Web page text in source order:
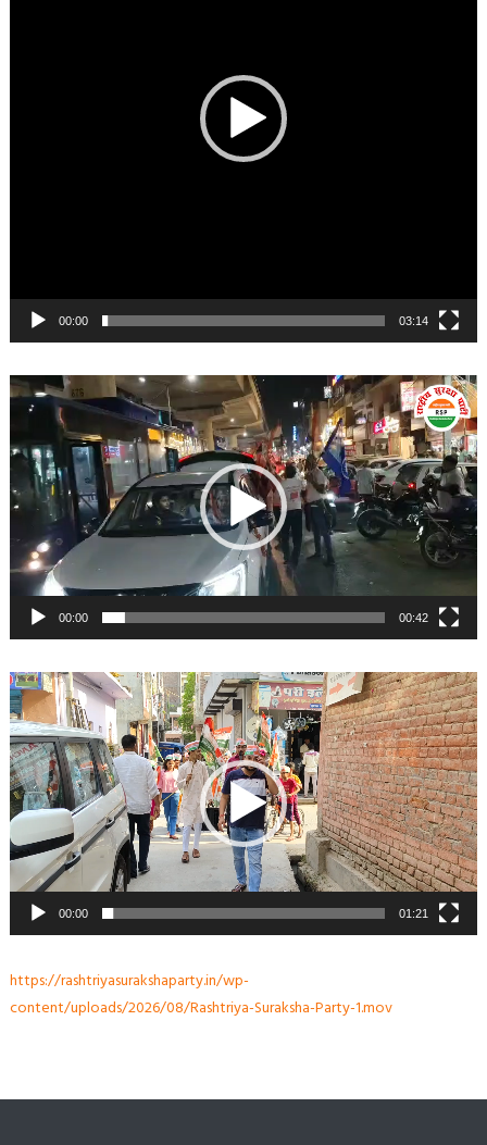
00:00 03:14
Video
Player
00:00 00:42
Video
Player
00:00 01:21
https://rashtriyasurakshaparty.in/wp-
content/uploads/2026/08/Rashtriya-Suraksha-Party-1.mov